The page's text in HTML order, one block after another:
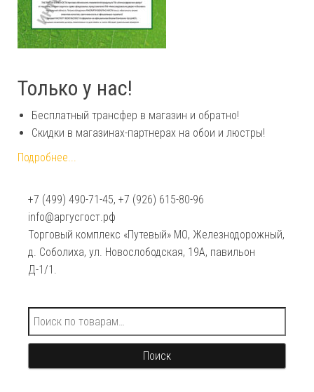
Только у нас!
Бесплатный трансфер в магазин и обратно!
Скидки в магазинах-партнерах на обои и люстры!
Подробнее...
+7 (499) 490-71-45, +7 (926) 615-80-96
info@аргусгост.рф
Торговый комплекс «Путевый» МО, Железнодорожный,
д. Соболиха, ул. Новослободская, 19А, павильон
Д-1/1.
Искать:
Поиск